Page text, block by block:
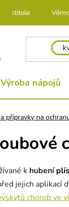
pěstitele
Výroba nápojů
přípravky na
k hubení
jejich aplikací
chorob ve